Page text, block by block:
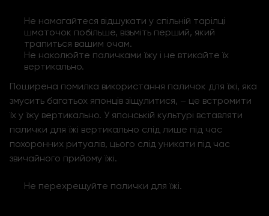
Не намагайтеся відшукати у спільній тарілці
шматочок побільше, візьміть перший, який
трапиться вашим очам.
Не наколюйте паличками їжу і не втикайте їх
вертикально.
Поширена помилка використання паличок для їжі, яка
змусить багатьох японців зіщулитися, – це встромити
їх у їжу вертикально. У японській культурі вставляти
палички для їжі вертикально слід лише під час
похоронних ритуалів, цього слід уникати під час
звичайного прийому їжі.
Не перехрещуйте палички для їжі.